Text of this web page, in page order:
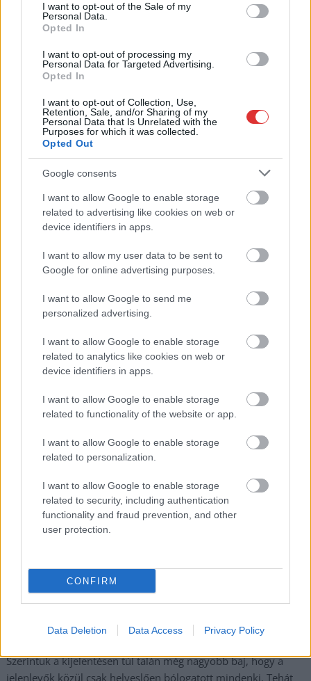
I want to opt-out of the Sale of my
Personal Data.
Opted In
I want to opt-out of processing my
Personal Data for Targeted Advertising.
Opted In
I want to opt-out of Collection, Use,
Retention, Sale, and/or Sharing of my
Personal Data that Is Unrelated with the
Purposes for which it was collected.
Opted Out
Google consents
I want to allow Google to enable storage
related to advertising like cookies on web or
device identifiers in apps.
I want to allow my user data to be sent to
Google for online advertising purposes.
I want to allow Google to send me
personalized advertising.
I want to allow Google to enable storage
related to analytics like cookies on web or
device identifiers in apps.
I want to allow Google to enable storage
related to functionality of the website or app.
I want to allow Google to enable storage
related to personalization.
I want to allow Google to enable storage
related to security, including authentication
functionality and fraud prevention, and other
user protection.
CONFIRM
Data Deletion Data Access Privacy Policy
Magyarország biztonsági , , fidesz intézkedés ,kérdések
nyilvános,orbán,rendőrök
Nem kell mindenben egyetérteni, de együtt kell
dolgozni
2024.10.09. Vajó Levente
Sajtótájékoztatót
előtt a kormánypártok,
amelyen Szalay Ferenc
a Fidesz-KDNP szolnoki
város alpolgármestere,
illetve Töreki András és Tasnádi Zoltán képviselők vettek részt.
működési szabályzat módosításai, a tanácsnoki rendszer
bevezetése, és hogy mit gondol a búcsúzó városvezető az
TOVÁBB OLVASOM
Szolnok ellenzéki ,fejér andor fidesz polgármester
sajtótájékoztató, Szalay Ferenc,Szolnok, tasnádi zoltán,töreki andrás
Bencsik simán svábbogaraknak nevezte az
ellenzéki tüntetőket a fideszes tévében, megint
egy botrány
2023.03.22. Kiss Lajos
újságírószövetség
Szerintük a kijelentésen túl talán még nagyobb baj, hogy a
jelenlevők közül csak helyeslően bólogatott mindenki. Tehát